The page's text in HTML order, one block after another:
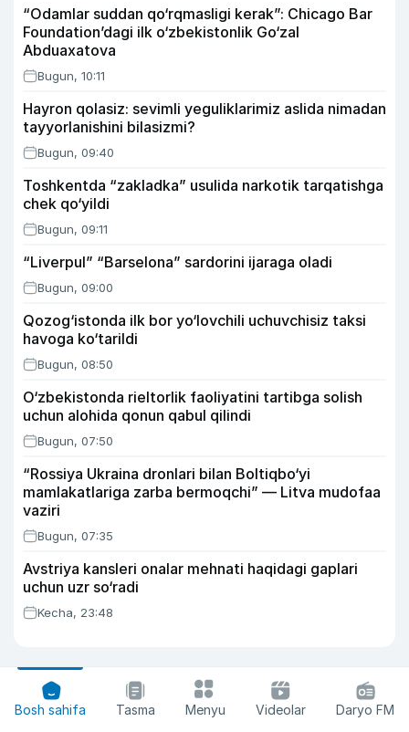
“Odamlar suddan qo‘rqmasligi kerak”: Chicago Bar
Foundation’dagi ilk o‘zbekistonlik Go‘zal
Abduaxatova
Bugun, 10:11
Hayron qolasiz: sevimli yeguliklarimiz aslida nimadan
tayyorlanishini bilasizmi?
Bugun, 09:40
Toshkentda “zakladka” usulida narkotik tarqatishga
chek qo‘yildi
Bugun, 09:11
“Liverpul” “Barselona” sardorini ijaraga oladi
Bugun, 09:00
Qozog‘istonda ilk bor yo‘lovchili uchuvchisiz taksi
havoga ko‘tarildi
Bugun, 08:50
O‘zbekistonda rieltorlik faoliyatini tartibga solish
uchun alohida qonun qabul qilindi
Bugun, 07:50
“Rossiya Ukraina dronlari bilan Boltiqbo‘yi
mamlakatlariga zarba bermoqchi” — Litva mudofaa
vaziri
Bugun, 07:35
Avstriya kansleri onalar mehnati haqidagi gaplari
uchun uzr so‘radi
Kecha, 23:48
Bosh sahifa Tasma Menyu Videolar Daryo FM